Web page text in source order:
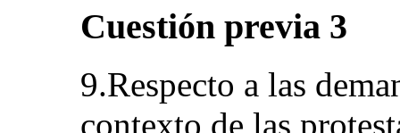
Cuestión previa 3
9.Respecto a las
contexto de las